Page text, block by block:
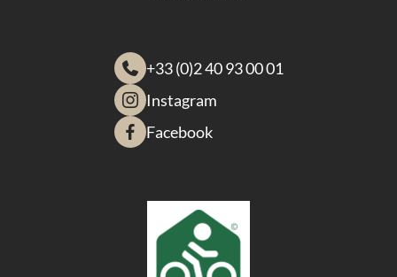
+33 (0)2 40 93 00 01
Instagram
Facebook